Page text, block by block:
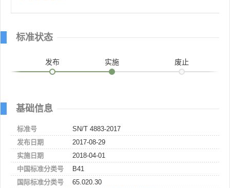
标准状态
发布 实施 废止
基础信息
标准号
SN/T 4883-2017
发布日期
2017-08-29
实施日期
2018-04-01
中国标准分类号
B41
国际标准分类号
65.020.30